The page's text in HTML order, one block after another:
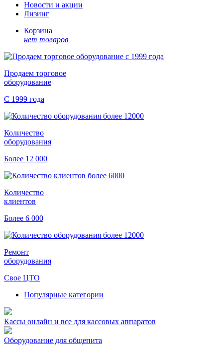
Новости и акции
Лизинг
Корзина
нет товаров
Продаем торговое
оборудование
С 1999 года
Количество
оборудования
Более 12 000
Количество
клиентов
Более 6 000
Ремонт
оборудования
Свое ЦТО
Популярные категории
Кассы онлайн и все для кассовых аппаратов
Оборудование для общепита